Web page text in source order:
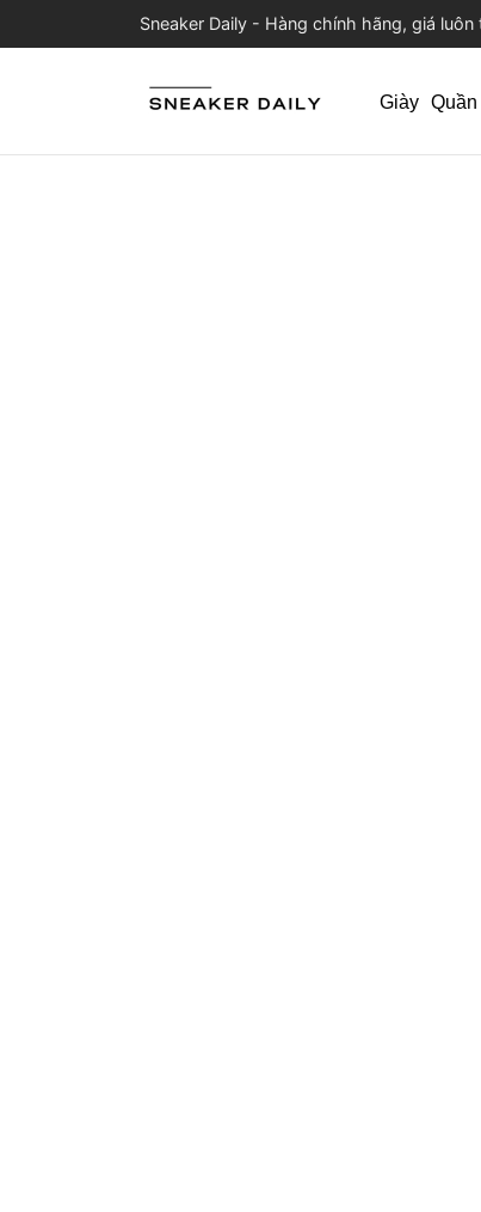
Sneaker Daily - Hàng chính hãng, giá luôn
Giày Quần